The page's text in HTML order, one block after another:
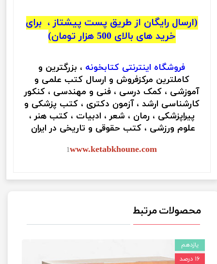
(ارسال رایگان از طریق پست پیشتاز ، برای
خرید های بالای 500 هزار تومان)
فروشگاه اینترنتی کتابخونه ، بزرگترین و
کاملترین مرکزفروش و ارسال کتب علمی و
آموزشی ، کمک درسی ، فنی و مهندسی ، کنکور
کارشناسی ارشد ، آزمون دکتری ، کتب پزشکی و
پیراپزشکی ، رمان ، شعر ، ادبیات ، کتب هنر ،
علوم ورزشی ، کتب حقوقی و تاریخی در ایران
1www.ketabkhoune.com
محصولات مرتبط
یازدهم
۱۶ درصد